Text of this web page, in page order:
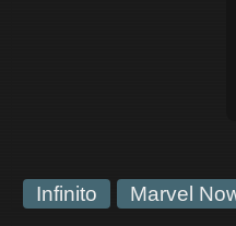
Infinito Marvel